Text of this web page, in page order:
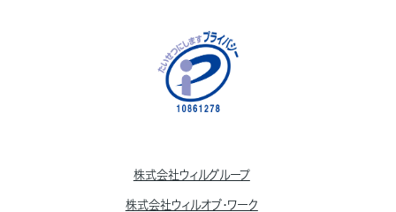
株式会社ウィルグループ
株式会社ウィルオブ・ワーク